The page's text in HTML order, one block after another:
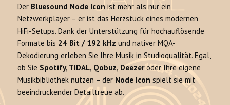
Der Bluesound Node Icon ist mehr als nur ein
Netzwerkplayer – er ist das Herzstück eines modernen
HiFi-Setups. Dank der Unterstützung für hochauflösende
Formate bis 24 Bit / 192 kHz und nativer MQA-
Dekodierung erleben Sie Ihre Musik in Studioqualität. Egal,
ob Sie Spotify, TIDAL, Qobuz, Deezeroder Ihre eigene
Musikbibliothek nutzen – der Node Icon spielt sie mit
beeindruckender Detailtreue ab.